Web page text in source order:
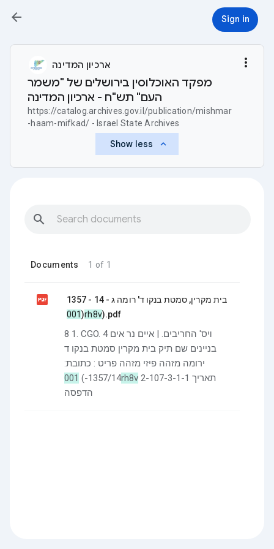
Sign in
arrow_back
ארכיון המדינה
מפקד האוכלוסין בירושלים של "משמר
העם" תש"ח - ארכיון המדינה
https://catalog.archives.gov.il/publication/mishmar
-haam-mifkad/ - Israel State Archives
more_vert
Show less keyboard_arrow_up
search
Documents 1 of 1

בית מקרין, סמטת בנקו ד' רומה ג - 14 - 1357
(001rh8v).pdf
8 1. CGO. 4 ױס' החריבים. | איים נר אים
בניינים שם תיק בית מקרין סמטת בנקו ד
ירומה מזהה פיזי מזהה פריט : כתובת:
1357/14-)001rh8v 2-107-3-1-1 תאריך
הדפסה